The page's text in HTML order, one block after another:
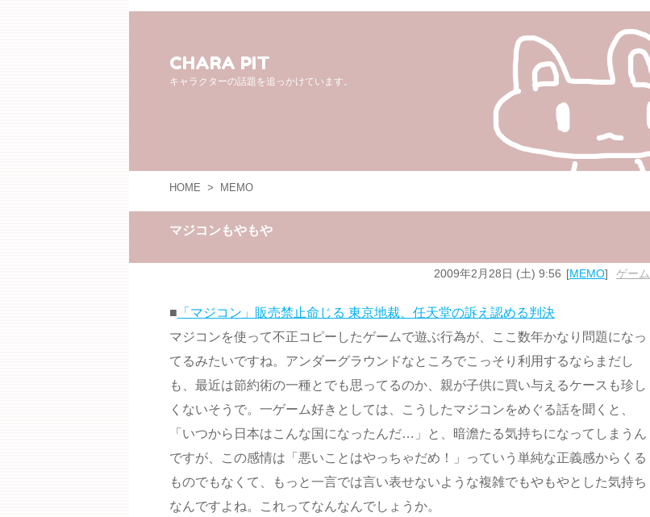
CHARA PIT
キャラクターの話題を追っかけています。
HOME > MEMO
マジコンもやもや
2009年2月28日 (土) 9:56 MEMO ゲーム
■ 「マジコン」販売禁止命じる 東京地裁、任天堂の訴え認める判決
マジコンを使って不正コピーしたゲームで遊ぶ行為が、ここ数年かなり問題になっ
てるみたいですね。アンダーグラウンドなところでこっそり利用するならまだし
も、最近は節約術の一種とでも思ってるのか、親が子供に買い与えるケースも珍し
くないそうで。一ゲーム好きとしては、こうしたマジコンをめぐる話を聞くと、
「いつから日本はこんな国になったんだ…」と、暗澹たる気持ちになってしまうん
ですが、この感情は「悪いことはやっちゃだめ！」っていう単純な正義感からくる
ものでもなくて、もっと一言では言い表せないような複雑でもやもやとした気持ち
なんですよね。これってなんなんでしょうか。